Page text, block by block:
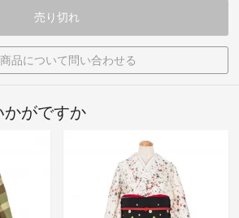
売り切れ
品について問い合わせる
かがですか